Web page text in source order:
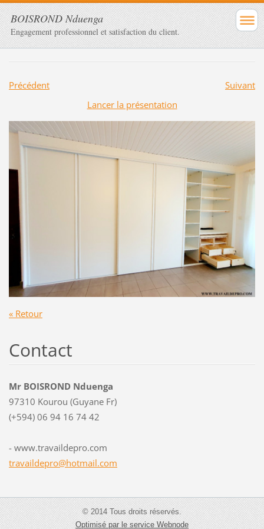
BOISROND Nduenga
Engagement professionnel et satisfaction du client.
Précédent
Suivant
Lancer la présentation
« Retour
Contact
Mr BOISROND Nduenga
97310 Kourou (Guyane Fr)
(+594) 06 94 16 74 42
- www.travaildepro.com
travaildepro@hotmail.com
© 2014 Tous droits réservés.
Optimisé par le service Webnode